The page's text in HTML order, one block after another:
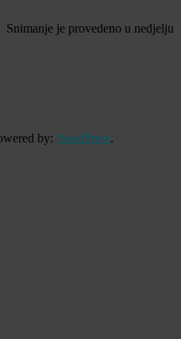
Snimanje je provedeno u
by: WordPress.